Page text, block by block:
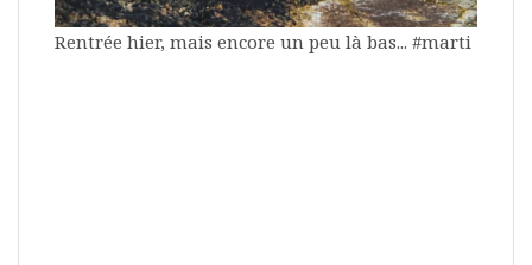
Rentrée hier, mais encore un peu là bas... #marti